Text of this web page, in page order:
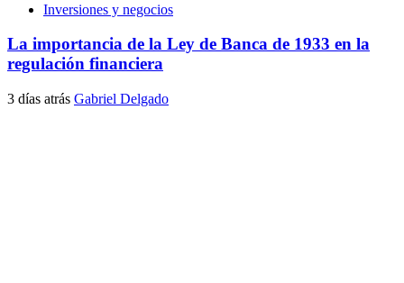
Inversiones y negocios
La importancia de la Ley de Banca de 1933 en la
regulación financiera
3 días atrás Gabriel Delgado